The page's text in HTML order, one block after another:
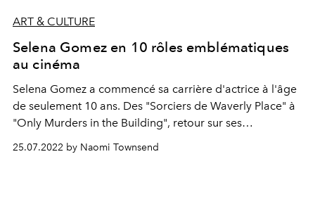
ART & CULTURE
Selena Gomez en 10 rôles emblématiques
au cinéma
Selena Gomez a commencé sa carrière d'actrice à l'âge
de seulement 10 ans. Des "Sorciers de Waverly Place" à
"Only Murders in the Building", retour sur ses
apparitions les plus mémorables à l'écran.
25.07.2022 by Naomi Townsend